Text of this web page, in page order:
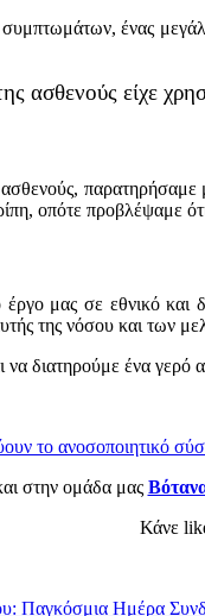
ένας
ασθενούς είχε
οπότε προβλέψαμε
μας σε εθνικό και
της νόσου και των
διατηρούμε ένα γερό
το ανοσοποιητικό
στην ομάδα μας
Κάνε
Παγκόσμια Ημέρα